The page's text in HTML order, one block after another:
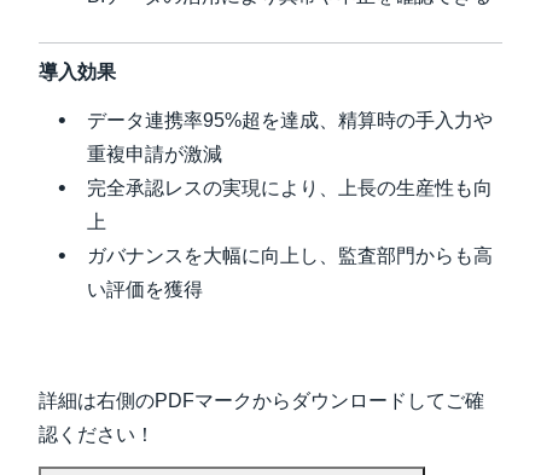
導入効果
データ連携率95%超を達成、精算時の手入力や
重複申請が激減
完全承認レスの実現により、上長の生産性も向
上
ガバナンスを大幅に向上し、監査部門からも高
い評価を獲得
詳細は右側のPDFマークからダウンロードしてご確
認ください！